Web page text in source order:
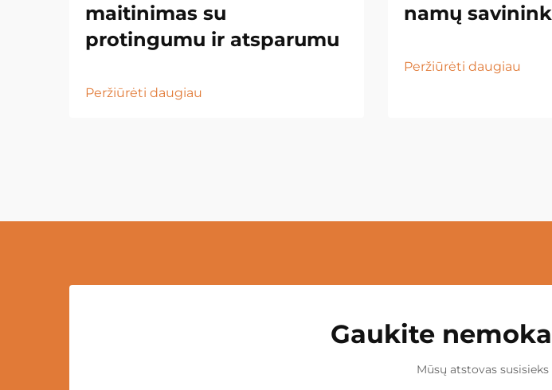
maitinimas su
protingumu ir atsparumu
Peržiūrėti daugiau
namų
Peržiūrėti daugiau
Gaukite
Mūsų atstovas